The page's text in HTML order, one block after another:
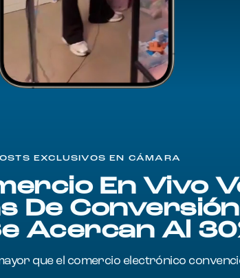
EXCLUSIVOS EN CÁMARA
En Vivo
De Conversión
Acercan Al
que el comercio electrónico